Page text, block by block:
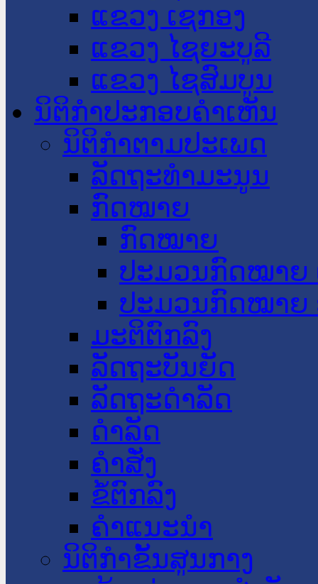
ແຂວງ ເຊກອງ
ແຂວງ ໄຊຍະບູລີ
ແຂວງ ໄຊສົມບູນ
ນິຕິກໍາປະກອບຄໍາເຫັນ
ນິຕິກໍາຕາມປະເພດ
ລັດຖະທໍາມະນູນ
ກົດໝາຍ
ກົດໝາຍ
ປະມວນກົດໝາຍ
ປະມວນກົດໝາຍ
ມະຕິຕົກລົງ
ລັດຖະບັນຍັດ
ລັດຖະດໍາລັດ
ດໍາລັດ
ຄໍາສັ່ງ
ຂໍ້ຕົກລົງ
ຄໍາແນະນໍາ
ນິຕິກຳຂັ້ນສູນກາງ